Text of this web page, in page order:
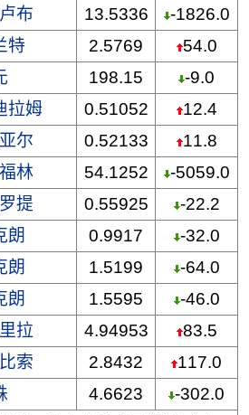
布 13.5336
-1826.0
特 2.5769
54.0
198.15
-9.0
拉姆 0.51052
12.4
尔 0.52133
11.8
林 54.1252
-5059.0
提 0.55925
-22.2
朗 0.9917
-32.0
朗 1.5199
-64.0
朗 1.5595
-46.0
拉 4.94953
83.5
索 2.8432
117.0
4.6623
-302.0